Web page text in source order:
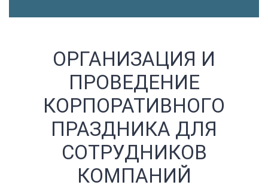
ОРГАНИЗАЦИЯ И
ПРОВЕДЕНИЕ
КОРПОРАТИВНОГО
ПРАЗДНИКА ДЛЯ
СОТРУДНИКОВ
КОМПАНИЙ